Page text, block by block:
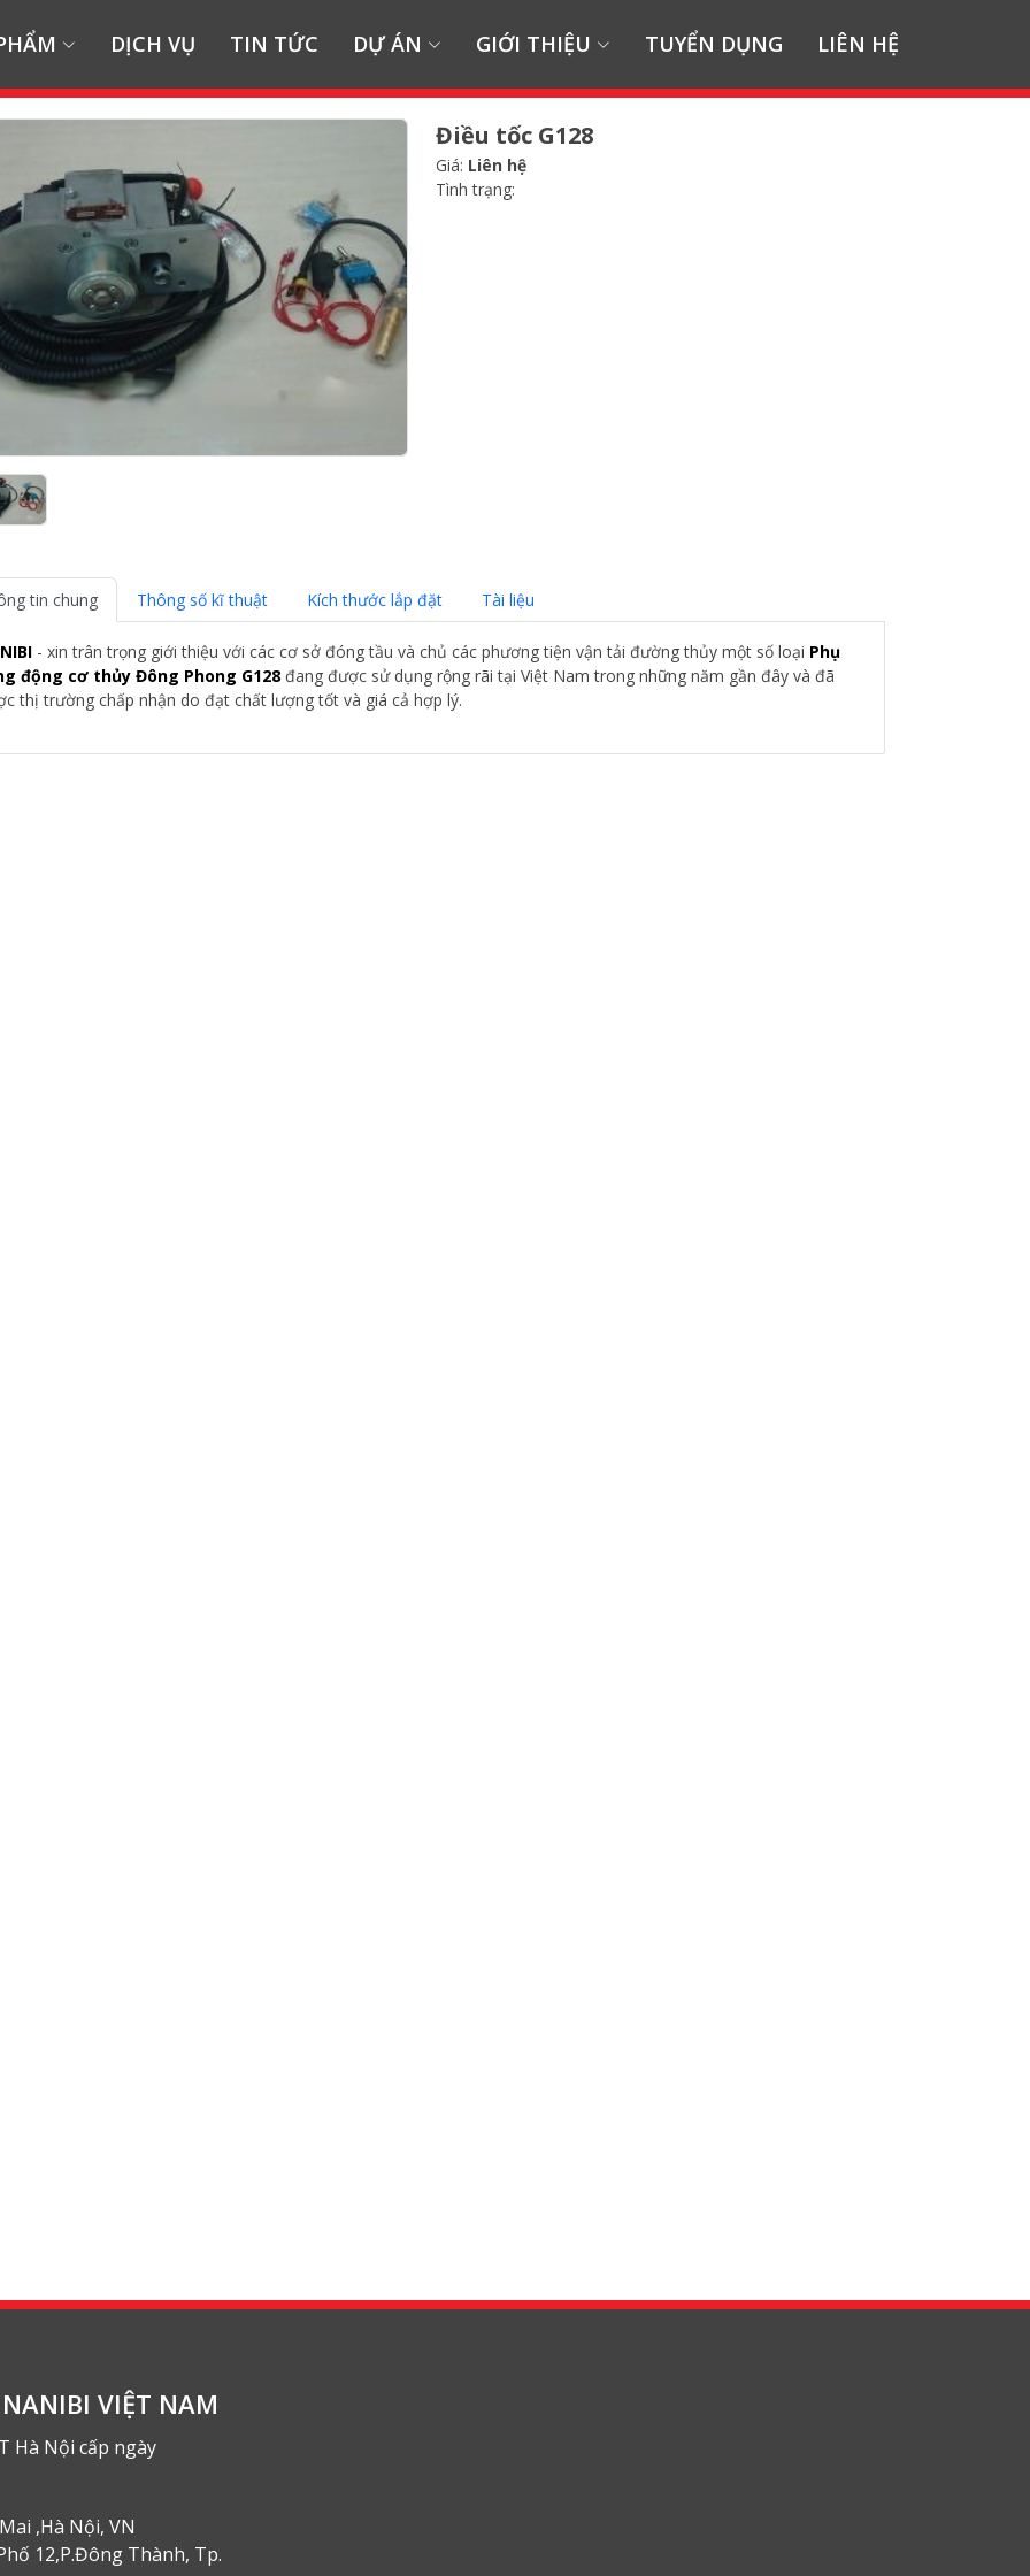
DỊCH VỤ TIN TỨC DỰ ÁN GIỚI THIỆU TUYỂN DỤNG LIÊN HỆ
Điều tốc G128
Giá: Liên hệ
Tình trạng:
tin chung Thông số kĩ thuật Kích thước lắp đặt Tài liệu
- xin trân trọng giới thiệu với các cơ sở đóng tầu và chủ các phương tiện vận tải đường thủy một số loại Phụ
động cơ thủy Đông Phong G128 đang được sử dụng rộng rãi tại Việt Nam trong những năm gần đây và đã
thị trường chấp nhận do đạt chất lượng tốt và giá cả hợp lý.
VIỆT NAM
Hà Nội cấp ngày
,Hà Nội, VN
12,P.Đông Thành, Tp.